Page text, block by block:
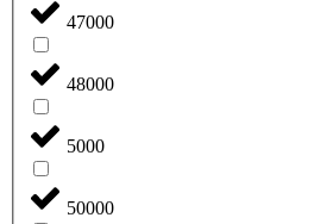
47000
48000
5000
50000